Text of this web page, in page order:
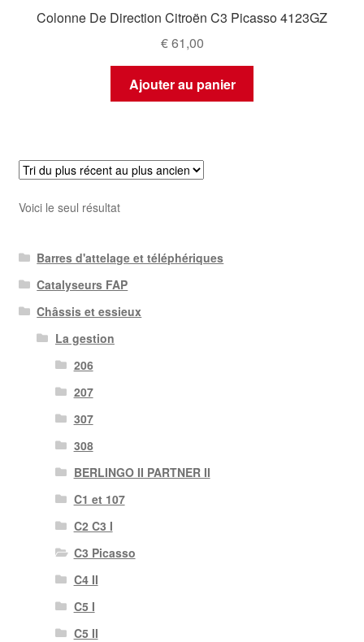
Colonne De Direction Citroën C3 Picasso 4123GZ
€61,00
Ajouter au panier
Voici le seul résultat
Barres d'attelage et téléphériques
Catalyseurs FAP
Châssis et essieux
La gestion
206
207
307
308
BERLINGO II PARTNER II
C1 et 107
C2 C3 I
C3 Picasso
C4 II
C5 I
C5 II